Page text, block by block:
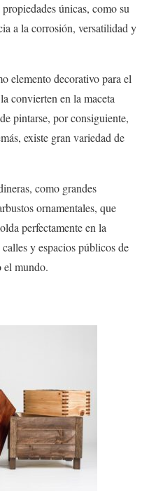
únicas, como su
a la corrosión, versatilidad y
elemento decorativo para el
convierten en la maceta
pintarse, por consiguiente,
existe gran variedad de
como grandes
ornamentales, que
perfectamente en la
y espacios públicos de
el mundo.